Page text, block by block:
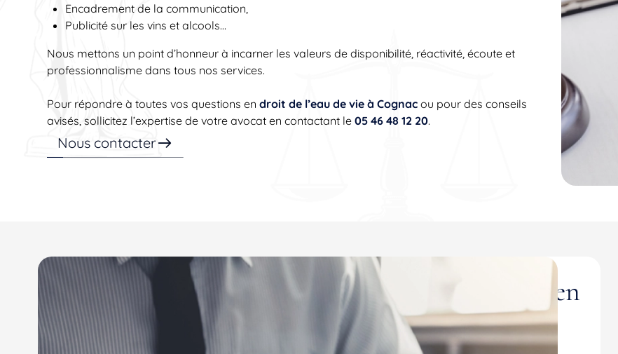
Encadrement de la communication,
Publicité sur les vins et alcools…
Nous mettons un point d’honneur à incarner les valeurs de disponibilité, réactivité, écoute et
professionnalisme dans tous nos services.
Pour répondre à toutes vos questions en droit de l’eau de vie à Cognac ou pour des conseils
avisés, sollicitez l’expertise de votre avocat en contactant le 05 46 48 12 20.
Nous contacter
Choisissez l’accompagnement de votre avocat en
droit de l’eau de vie à Cognac
Avec plus de 35 années d’expérience dans diverses disciplines du droit, notre cabinet d’avocats